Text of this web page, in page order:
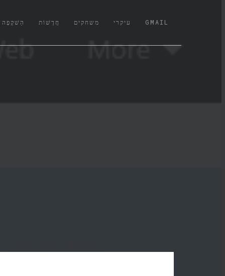
עיקרי
(CURRENT) משחקים חֲדָשׁוֹת הַשׁקָפָה GMAIL